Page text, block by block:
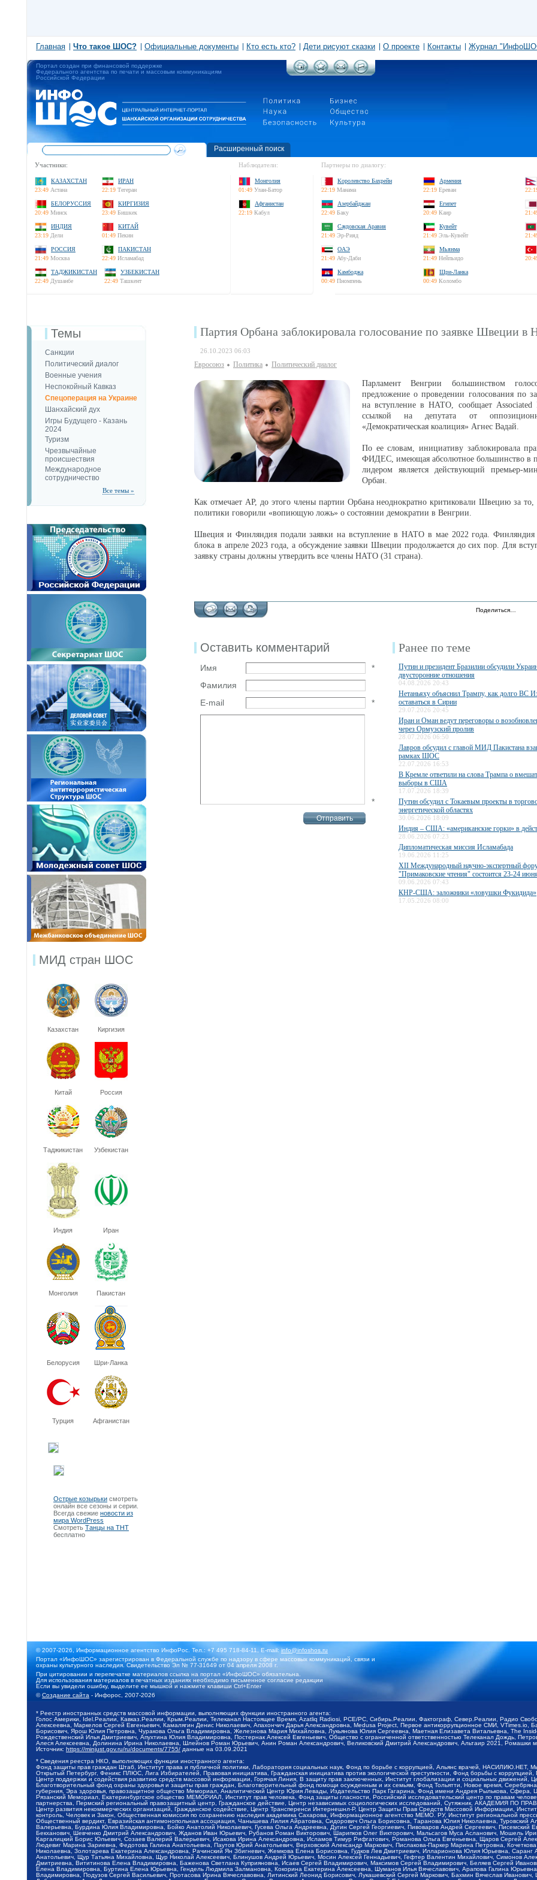
Главная Что такое ШОС? Официальные документы Кто есть кто? Дети рисуют сказки О проекте Контакты Журнал
Портал создан при финансовой поддержке
Федерального агентства по печати и массовым коммуникациям
Российской Федерации
Расширенный поиск
Участники:
КАЗАХСТАН
23:49 Астана
ИРАН
22:19 Тегеран
БЕЛОРУССИЯ
20:49 Минск
КИРГИЗИЯ
23:49 Бишкек
ИНДИЯ
23:19 Дели
КИТАЙ
01:49 Пекин
РОССИЯ
21:49 Москва
ПАКИСТАН
22:49 Исламабад
ТАДЖИКИСТАН
22:49 Душанбе
УЗБЕКИСТАН
22:49 Ташкент
Наблюдатели:
Монголия
01:49 Улан-Батор
Афганистан
22:19 Кабул
Партнеры по диалогу:
Королевство Бахрейн
22:19 Манама
Армения
22:19 Ереван
Азербайджан
22:49 Баку
Египет
20:49 Каир
Саудовская Аравия
21:49 Эр-Рияд
Кувейт
21:49 Эль-Кувейт
ОАЭ
21:49 Абу-Даби
Мьянма
21:49 Нейпьидо
Камбоджа
00:49 Пномпень
Шри-Ланка
00:49 Коломбо
Темы
Санкции
Политический диалог
Военные учения
Неспокойный Кавказ
Спецоперация на Украине
Шанхайский дух
Игры Будущего - Казань
2024
Туризм
Чрезвычайные
происшествия
Международное
сотрудничество
Все темы »
МИД стран ШОС
Казахстан Киргизия
Китай Россия
Таджикистан Узбекистан
Индия Иран
Монголия Пакистан
Белорусия Шри-Ланка
Турция Афганистан
Острые козырьки смотреть
онлайн все сезоны и серии.
Всегда свежие новости из
мира WordPress
Смотреть Танцы на ТНТ
бесплатно
Партия Орбана заблокировала голосование по заявке Швеции в
26.10.2023 06:03
Евросоюз Политика Политический диалог
Парламент Венгрии большинством
предложение о проведении голосования по
на вступление в НАТО, сообщает Associated
ссылкой на депутата от
«Демократическая коалиция» Агнес Вадай.
По ее словам, инициативу заблокировала
ФИДЕС, имеющая абсолютное большинство в
лидером является действующий премьер-
Орбан.
Как отмечает AP, до этого члены партии Орбана неоднократно критиковали Швецию за то,
политики говорили «вопиющую ложь» о состоянии демократии в Венгрии.
Швеция и Финляндия подали заявки на вступление в НАТО в мае 2022 года. Финляндия
блока в апреле 2023 года, а обсуждение заявки Швеции продолжается до сих пор. Для
заявку страны должны утвердить все члены НАТО (31 страна).
Поделиться…
Оставить комментарий
Имя
*
Фамилия
E-mail
*
*
Ранее по теме
Путин и президент Бразилии обсудили
двусторонние отношения
04.08.2026 20:43
Нетаньяху объяснил Трампу, как долго ВС
оставаться в Сирии
29.07.2026 20:45
Иран и Оман ведут переговоры о
через Ормузский пролив
28.07.2026 06:50
Лавров обсудил с главой МИД Пакистана
рамках ШОС
22.07.2026 16:53
В Кремле ответили на слова Трампа о
выборы в США
17.07.2026 18:39
Путин обсудил с Токаевым проекты в
энергетической областях
30.06.2026 18:09
Индия – США: «американские горки» в
28.06.2026 07:23
Дипломатическая миссия Исламабада
19.06.2026 11:25
XII Международный научно-экспертный
"Примаковские чтения" состоится 23-24
09.06.2026 07:43
КНР-США: заложники «ловушки Фукидида»
17.05.2026 08:00
© 2007-2026, Информационное агентство ИнфоРос. Тел.: +7 495 718-84-11, E-mail:info@infoshos.ru
Портал «ИнфоШОС» зарегистрирован в Федеральной службе по надзору в сфере массовых коммуникаций, связи и
охраны культурного наследия. Свидетельство Эл № 77-31649 от 04 апреля 2008 г.
При цитировании и перепечатке материалов ссылка на портал «ИнфоШОС» обязательна.
Для использования материалов в печатных изданиях необходимо письменное согласие редакции
Если вы увидели ошибку, выделите ее мышкой и нажмите клавиши Ctrl+Enter
©Создание сайта - Инфорос, 2007-2026
* Реестр иностранных средств массовой информации, выполняющих функции иностранного агента:
Голос Америки, Idel.Реалии, Кавказ.Реалии, Крым.Реалии, Телеканал Настоящее Время, Azatliq Radiosi, PCE/PC, Сибирь.Реалии, Фактограф, Север.Реалии, Радио
Алексеевна, Маркелов Сергей Евгеньевич, Камалягин Денис Николаевич, Апахончич Дарья Александровна, Medusa Project, Первое антикоррупционное СМИ,
Борисович, Ярош Юлия Петровна, Чуракова Ольга Владимировна, Железнова Мария Михайловна, Лукьянова Юлия Сергеевна, Маетная Елизавета Витальевна, The
Рождественский Илья Дмитриевич, Апухтина Юлия Владимировна, Постернак Алексей Евгеньевич, Общество с ограниченной ответственностью Телеканал Дождь,
Алеся Алексеевна, Долинина Ирина Николаевна, Шлейнов Роман Юрьевич, Анин Роман Александрович, Великовский Дмитрий Александрович, Альтаир 2021, Ромашки
Источник: https://minjust.gov.ru/ru/documents/7755/ данные на 03.09.2021
* Сведения реестра НКО, выполняющих функции иностранного агента:
Фонд защиты прав граждан Штаб, Институт права и публичной политики, Лаборатория социальных наук, Фонд по борьбе с коррупцией, Альянс врачей,
Открытый Петербург, Феникс ПЛЮС, Лига Избирателей, Правовая инициатива, Гражданская инициатива против экологической преступности, Фонд борьбы с
Центр поддержки и содействия развитию средств массовой информации, Горячая Линия, В защиту прав заключенных, Институт глобализации и социальных
Благотворительный фонд охраны здоровья и защиты прав граждан, Благотворительный фонд помощи осужденным и их семьям, Фонд Тольятти, Новое время,
губерния, Эра здоровья, правозащитное общество Мемориал, Аналитический Центр Юрия Левады, Издательство Парк Гагарина, Фонд имени Андрея Рылькова,
Рязанский Мемориал, Екатеринбургское общество МЕМОРИАЛ, Институт прав человека, Фонд защиты гласности, Российский исследовательский центр по правам
партнерства, Пермский региональный правозащитный центр, Гражданское действие, Центр независимых социологических исследований, Сутяжник, АКАДЕМИЯ ПО
Центр развития некоммерческих организаций, Гражданское содействие, Центр Трансперенси Интернешнл-Р, Центр Защиты Прав Средств Массовой Информации,
контроль, Человек и Закон, Общественная комиссия по сохранению наследия академика Сахарова, Информационное агентство МЕМО. РУ, Институт региональной
Общественный вердикт, Евразийская антимонопольная ассоциация, Чанышева Лилия Айратовна, Сидорович Ольга Борисовна, Таранова Юлия Николаевна, Туровский
Валерьевна, Бурдина Юлия Владимировна, Бойко Анатолий Николаевич, Гусева Ольга Андреевна, Дугин Сергей Георгиевич, Пивоваров Андрей Сергеевич, Писемский
Бекханович, Шевченко Дмитрий Александрович, Жданов Иван Юрьевич, Рубанов Роман Викторович, Шарипков Олег Викторович, Мальсагов Муса Асланович, Мошель
Каргалицкий Борис Юльевич, Созаев Валерий Валерьевич, Исакова Ирина Александровна, Исламов Тимур Рифгатович, Романова Ольга Евгеньевна, Щаров Сергей
Людевиг Марина Зариевна, Федотова Галина Анатольевна, Паутов Юрий Анатольевич, Верховский Александр Маркович, Пислакова-Паркер Марина Петровна,
Николаевна, Золотарева Екатерина Александровна, Рачинский Ян Збигневич, Жемкова Елена Борисовна, Гудков Лев Дмитриевич, Илларионова Юлия Юрьевна,
Анатольевич, Щур Татьяна Михайловна, Щур Николай Алексеевич, Блинушов Андрей Юрьевич, Мосин Алексей Геннадьевич, Гефтер Валентин Михайлович, Симонов
Дмитриевна, Вититинова Елена Владимировна, Баженова Светлана Куприяновна, Исаев Сергей Владимирович, Максимов Сергей Владимирович, Беляев Сергей
Елена Владимировна, Буртина Елена Юрьевна, Гендель Людмила Залмановна, Кокорина Екатерина Алексеевна, Шуманов Илья Вячеславович, Арапова Галина
Владимировна, Подузов Сергей Васильевич, Протасова Ирина Вячеславовна, Литинский Леонид Борисович, Лукашевский Сергей Маркович, Бахмин Вячеслав